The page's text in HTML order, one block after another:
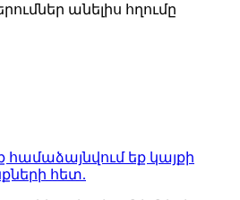
անելիս հղումը
համաձայնվում եք կայքի
հետ.